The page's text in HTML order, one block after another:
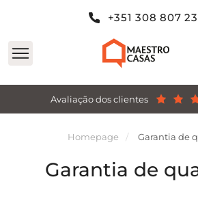
Avaliação dos clientes
+351 308 807
Homepage Garantia de
Garantia de